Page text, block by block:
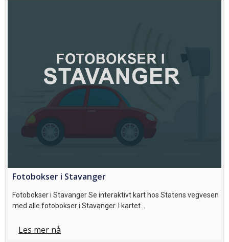
Fotobokser i Stavanger
Fotobokser i Stavanger Se interaktivt kart hos Statens vegvesen
med alle fotobokser i Stavanger. I kartet…
Les mer nå